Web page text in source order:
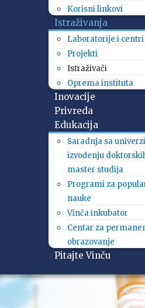
Korisni linkovi
Istraživanja
Laboratorije i centri
Projekti
Istraživači
Oprema instituta
Inovacije
Privreda
Edukacija
Saradnja sa
izvođenju
master studija
Programi za
nauke
Vinča inkubator
Centar za
obrazovanje
Pitajte Vinču